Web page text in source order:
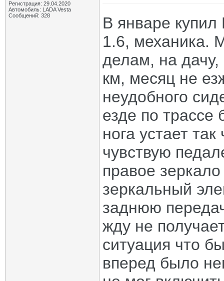
Регистрация: 29.04.2020
Автомобиль: LADA Vesta
Сообщений: 328
В январе купил
1.6, механика.
делам, на дачу,
км, месяц не
неудобного
езде по трассе
нога устает
чувствую
правое
зеркальный
заднюю
жду не
ситуация что
вперед было